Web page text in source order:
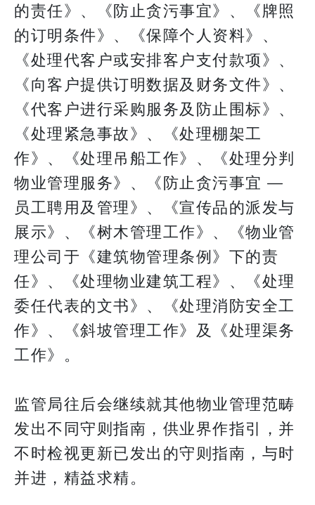
的责任》、《防止贪污事宜》、《牌照
的订明条件》、《保障个人资料》、
《处理代客户或安排客户支付款项》、
《向客户提供订明数据及财务文件》、
《代客户进行采购服务及防止围标》、
《处理紧急事故》、《处理棚架工
作》、《处理吊船工作》、《处理分判
物业管理服务》、《防止贪污事宜 —
员工聘用及管理》、《宣传品的派发与
展示》、《树木管理工作》、《物业管
理公司于《建筑物管理条例》下的责
任》、《处理物业建筑工程》、《处理
委任代表的文书》、《处理消防安全工
作》、《斜坡管理工作》及《处理渠务
工作》。
监管局往后会继续就其他物业管理范畴
发出不同守则指南，供业界作指引，并
不时检视更新已发出的守则指南，与时
并进，精益求精。